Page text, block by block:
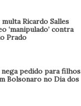
multa Ricardo Salles
‘manipulado’ contra
Prado
pedido para filhos
Bolsonaro no Dia dos